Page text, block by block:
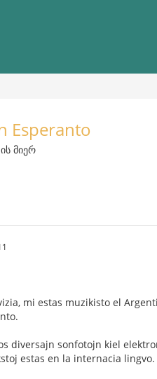
Esperanto
მიერ
mi estas muzikisto el
diversajn sonfotojn kiel
estas en la internacia lingvo.